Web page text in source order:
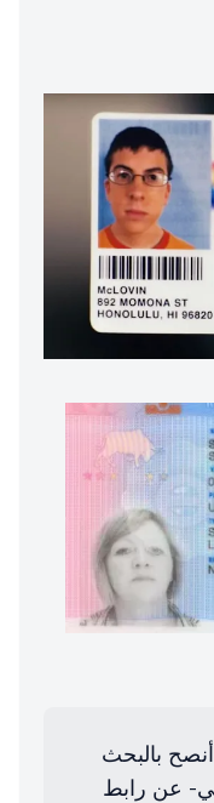
أنصح بالبحث
عن رابط